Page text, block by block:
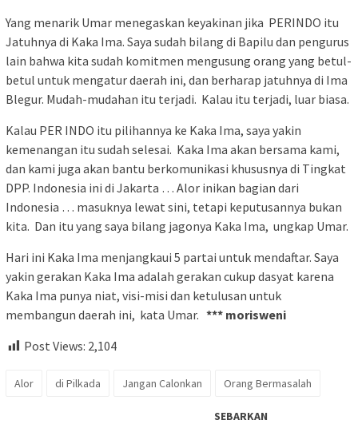
Yang menarik Umar menegaskan keyakinan jika PERINDO itu
Jatuhnya di Kaka Ima. Saya sudah bilang di Bapilu dan pengurus
lain bahwa kita sudah komitmen mengusung orang yang betul-
betul untuk mengatur daerah ini, dan berharap jatuhnya di Ima
Blegur. Mudah-mudahan itu terjadi. Kalau itu terjadi, luar biasa.
Kalau PER INDO itu pilihannya ke Kaka Ima, saya yakin
kemenangan itu sudah selesai. Kaka Ima akan bersama kami,
dan kami juga akan bantu berkomunikasi khususnya di Tingkat
DPP. Indonesia ini di Jakarta … Alor inikan bagian dari
Indonesia … masuknya lewat sini, tetapi keputusannya bukan
kita. Dan itu yang saya bilang jagonya Kaka Ima, ungkap Umar.
Hari ini Kaka Ima menjangkaui 5 partai untuk mendaftar. Saya
yakin gerakan Kaka Ima adalah gerakan cukup dasyat karena
Kaka Ima punya niat, visi-misi dan ketulusan untuk
membangun daerah ini, kata Umar. *** morisweni
Post Views: 2,104
Alor di Pilkada Jangan Calonkan Orang Bermasalah
SEBARKAN